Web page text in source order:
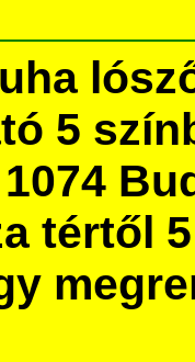
5
tértől